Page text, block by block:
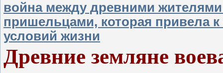
война между древними
пришельцами, которая привела
условий жизни
Древние земляне